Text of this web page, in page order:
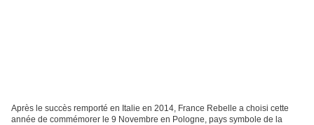
Après le succès remporté en Italie en 2014, France Rebelle a choisi cette
année de commémorer le 9 Novembre en Pologne, pays symbole de la